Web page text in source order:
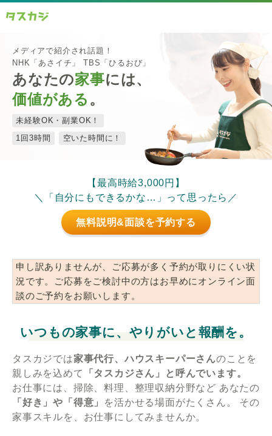
メディアで紹介され話題！
NHK「あさイチ」 TBS「ひるおび」
あなたの家事には、
価値がある 。
未経験OK・副業OK！
1回3時間
空いた時間に！
【最高時給3,000円】
＼「自分にもできるかな…」って思ったら／
無料説明&面談を予約する
申し訳ありませんが、ご応募が多く予約が取りにくい状
況です。ご応募をご検討中の方はお早めにオンライン面
談のご予約をお願いします。
いつもの家事に、やりがいと報酬を。
タスカジでは家事代行、ハウスキーパーさんのことを
親しみを込めて
「タスカジさん」と呼んでいます。
お仕事には、掃除、料理、整理収納分野など あなたの
「好き」や「得意」
を活かせる場面がたくさん。
その
家事スキルを、お仕事にしてみませんか。